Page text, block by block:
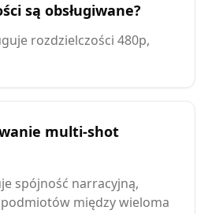
są obsługiwane?
rozdzielczości 480p,
multi-shot
spójność narracyjną,
podmiotów między wieloma